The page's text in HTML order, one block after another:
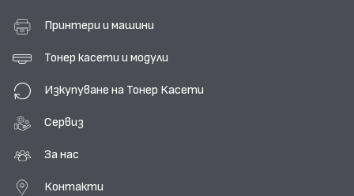
Принтери и машини
Тонер касети и модули
Изкупуване на Тонер Касети
Сервиз
За нас
Контакти